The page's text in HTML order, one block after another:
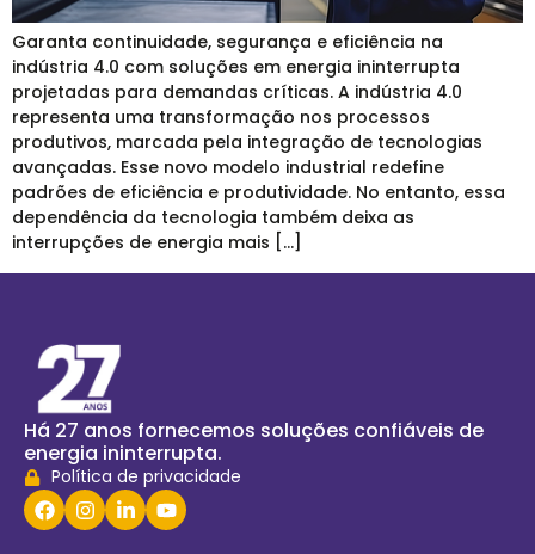
Garanta continuidade, segurança e eficiência na
indústria 4.0 com soluções em energia ininterrupta
projetadas para demandas críticas. A indústria 4.0
representa uma transformação nos processos
produtivos, marcada pela integração de tecnologias
avançadas. Esse novo modelo industrial redefine
padrões de eficiência e produtividade. No entanto, essa
dependência da tecnologia também deixa as
interrupções de energia mais […]
Há 27 anos fornecemos soluções confiáveis de
energia ininterrupta.
Política de privacidade